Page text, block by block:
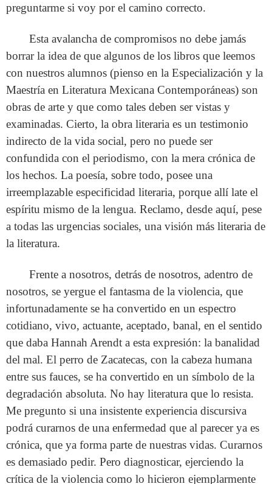
preguntarme si voy por el camino correcto.
Esta avalancha de compromisos no debe jamás
borrar la idea de que algunos de los libros que leemos
con nuestros alumnos (pienso en la Especialización y la
Maestría en Literatura Mexicana Contemporáneas) son
obras de arte y que como tales deben ser vistas y
examinadas. Cierto, la obra literaria es un testimonio
indirecto de la vida social, pero no puede ser
confundida con el periodismo, con la mera crónica de
los hechos. La poesía, sobre todo, posee una
irreemplazable especificidad literaria, porque allí late el
espíritu mismo de la lengua. Reclamo, desde aquí, pese
a todas las urgencias sociales, una visión más literaria de
la literatura.
Frente a nosotros, detrás de nosotros, adentro de
nosotros, se yergue el fantasma de la violencia, que
infortunadamente se ha convertido en un espectro
cotidiano, vivo, actuante, aceptado, banal, en el sentido
que daba Hannah Arendt a esta expresión: la banalidad
del mal. El perro de Zacatecas, con la cabeza humana
entre sus fauces, se ha convertido en un símbolo de la
degradación absoluta. No hay literatura que lo resista.
Me pregunto si una insistente experiencia discursiva
podrá curarnos de una enfermedad que al parecer ya es
crónica, que ya forma parte de nuestras vidas. Curarnos
es demasiado pedir. Pero diagnosticar, ejerciendo la
crítica de la violencia como lo hicieron ejemplarmente